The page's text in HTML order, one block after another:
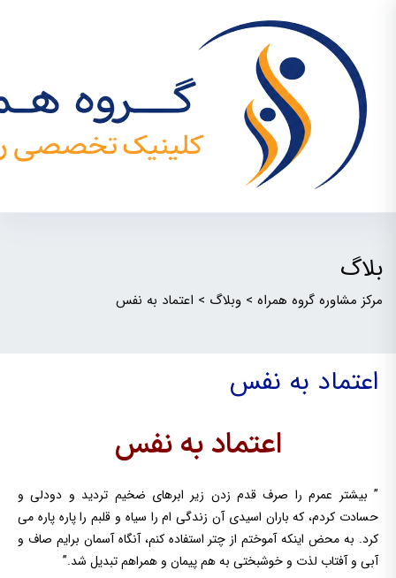
بلاگ
مرکز مشاوره گروه همراه > وبلاگ > اعتماد به نفس
اعتماد به نفس
اعتماد به نفس
” بیشتر عمرم را صرف قدم زدن زیر ابرهای ضخیم تردید و دودلی و
حسادت کردم، که باران اسیدی آن زندگی ام را سیاه و قلبم را پاره پاره می
کرد. به محض اینکه آموختم از چتر استفاده کنم، آنگاه آسمان برایم صاف و
آبی و آفتاب لذت و خوشبختی به هم پیمان و همراهم تبدیل شد.”